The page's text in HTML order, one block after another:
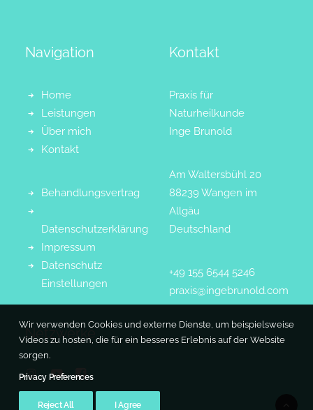
Navigation
Home
Leistungen
Über mich
Kontakt
Behandlungsvertrag
Datenschutzerklärung
Impressum
Datenschutz
Einstellungen
Kontakt
Praxis für
Naturheilkunde
Inge Brunold
Am Waltersbühl 20
88239 Wangen im
Allgäu
Deutschland
+49 155 6544 5246
praxis@ingebrunold.com
Netzwerke
Wir verwenden Cookies und externe Dienste, um beispielsweise
Videos zu hosten, die für ein besseres Erlebnis auf der Website
sorgen.
Privacy Preferences
Reject All I Agree